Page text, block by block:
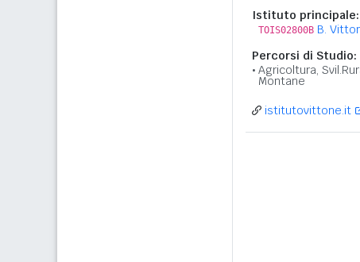
Istituto principale:
TOIS02800B B.
Percorsi di Studio:
Agricoltura,
Montane
istitutovittone.it